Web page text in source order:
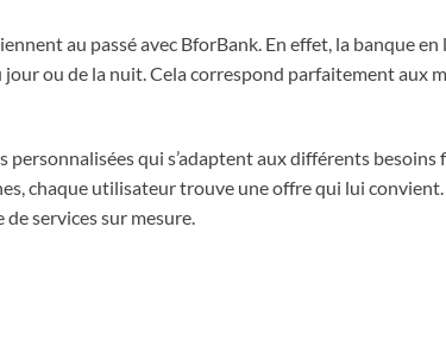
au passé avec BforBank. En effet, la banque
jour ou de la nuit. Cela correspond parfaitement aux
qui s’adaptent aux différents besoins
chaque utilisateur trouve une offre qui lui
services sur mesure.